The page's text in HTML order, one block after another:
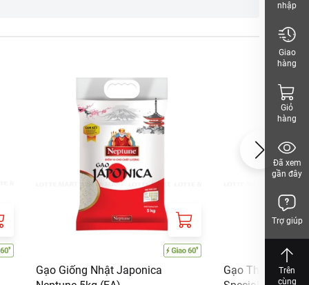
Gạo Giống Nhật Japonica
Gạo Thơm Dẻo
nhập
Giao
hàng
Giỏ
hàng
Đã xem
gần đây
Trợ giúp
Trên
cùng